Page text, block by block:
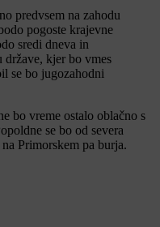
predvsem na zahodu
pogoste krajevne
sredi dneva in
kjer bo vmes
se bo jugozahodni
bo vreme ostalo oblačno s
se bo od severa
Primorskem pa burja.